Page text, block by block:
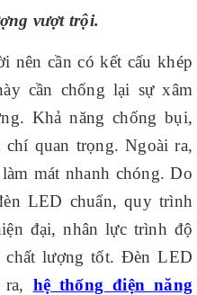
vượt trội.
nên cần có kết cấu khép
cần chống lại sự xâm
Khả năng chống bụi,
quan trọng. Ngoài ra,
mát nhanh chóng. Do
LED chuẩn, quy trình
đại, nhân lực trình độ
chất lượng tốt. Đèn LED
hệ thống điện năng